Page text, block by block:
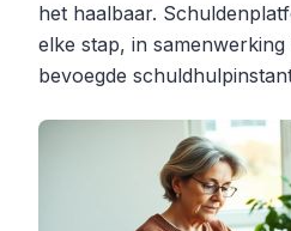
het haalbaar.
elke stap, in
bevoegde